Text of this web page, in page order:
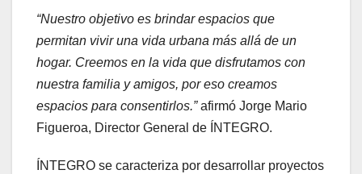
“Nuestro objetivo es brindar espacios que
permitan vivir una vida urbana más allá de un
hogar. Creemos en la vida que disfrutamos con
nuestra familia y amigos, por eso creamos
espacios para consentirlos.”afirmó Jorge Mario
Figueroa, Director General de ÍNTEGRO.
ÍNTEGRO se caracteriza por desarrollar proyectos